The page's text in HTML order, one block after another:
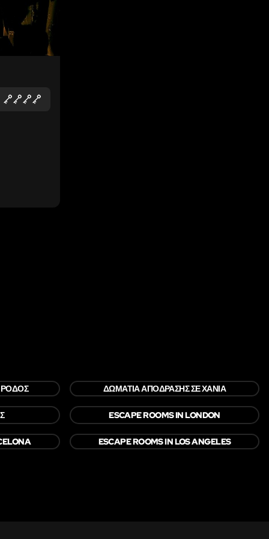
ΡΌΔΟΣ ΔΩΜΆΤΙΑ ΑΠΌΔΡΑΣΗΣ ΣΕ ΧΑΝΙΆ
ESCAPE ROOMS IN LONDON
ESCAPE ROOMS IN LOS ANGELES